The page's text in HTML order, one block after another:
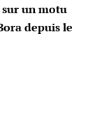
un motu
depuis le